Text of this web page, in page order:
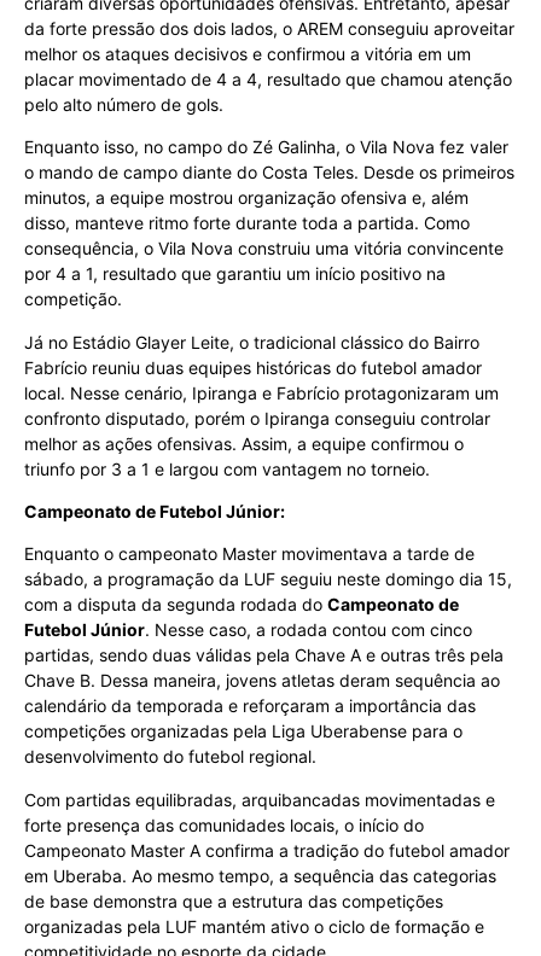
da forte pressão dos dois lados, o AREM conseguiu aproveitar
melhor os ataques decisivos e confirmou a vitória em um
placar movimentado de 4 a 4, resultado que chamou atenção
pelo alto número de gols.
Enquanto isso, no campo do Zé Galinha, o Vila Nova fez valer
o mando de campo diante do Costa Teles. Desde os primeiros
minutos, a equipe mostrou organização ofensiva e, além
disso, manteve ritmo forte durante toda a partida. Como
consequência, o Vila Nova construiu uma vitória convincente
por 4 a 1, resultado que garantiu um início positivo na
competição.
Já no Estádio Glayer Leite, o tradicional clássico do Bairro
Fabrício reuniu duas equipes históricas do futebol amador
local. Nesse cenário, Ipiranga e Fabrício protagonizaram um
confronto disputado, porém o Ipiranga conseguiu controlar
melhor as ações ofensivas. Assim, a equipe confirmou o
triunfo por 3 a 1 e largou com vantagem no torneio.
Campeonato de Futebol Júnior:
Enquanto o campeonato Master movimentava a tarde de
sábado, a programação da LUF seguiu neste domingo dia 15,
com a disputa da segunda rodada do Campeonato de
Futebol Júnior. Nesse caso, a rodada contou com cinco
partidas, sendo duas válidas pela Chave A e outras três pela
Chave B. Dessa maneira, jovens atletas deram sequência ao
calendário da temporada e reforçaram a importância das
competições organizadas pela Liga Uberabense para o
desenvolvimento do futebol regional.
Com partidas equilibradas, arquibancadas movimentadas e
forte presença das comunidades locais, o início do
Campeonato Master A confirma a tradição do futebol amador
em Uberaba. Ao mesmo tempo, a sequência das categorias
de base demonstra que a estrutura das competições
organizadas pela LUF mantém ativo o ciclo de formação e
competitividade no esporte da cidade.